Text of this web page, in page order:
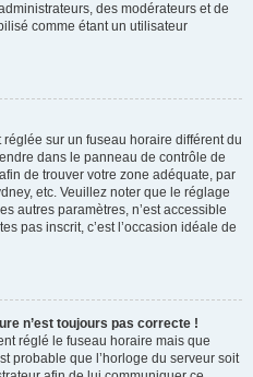
des modérateurs et de
comme étant un utilisateur
réglée sur un fuseau horaire différent du
dans le panneau de contrôle de
de trouver votre zone adéquate, par
etc. Veuillez noter que le réglage
autres paramètres, n’est accessible
pas inscrit, c’est l’occasion idéale de
n’est toujours pas correcte !
réglé le fuseau horaire mais que
probable que l’horloge du serveur soit